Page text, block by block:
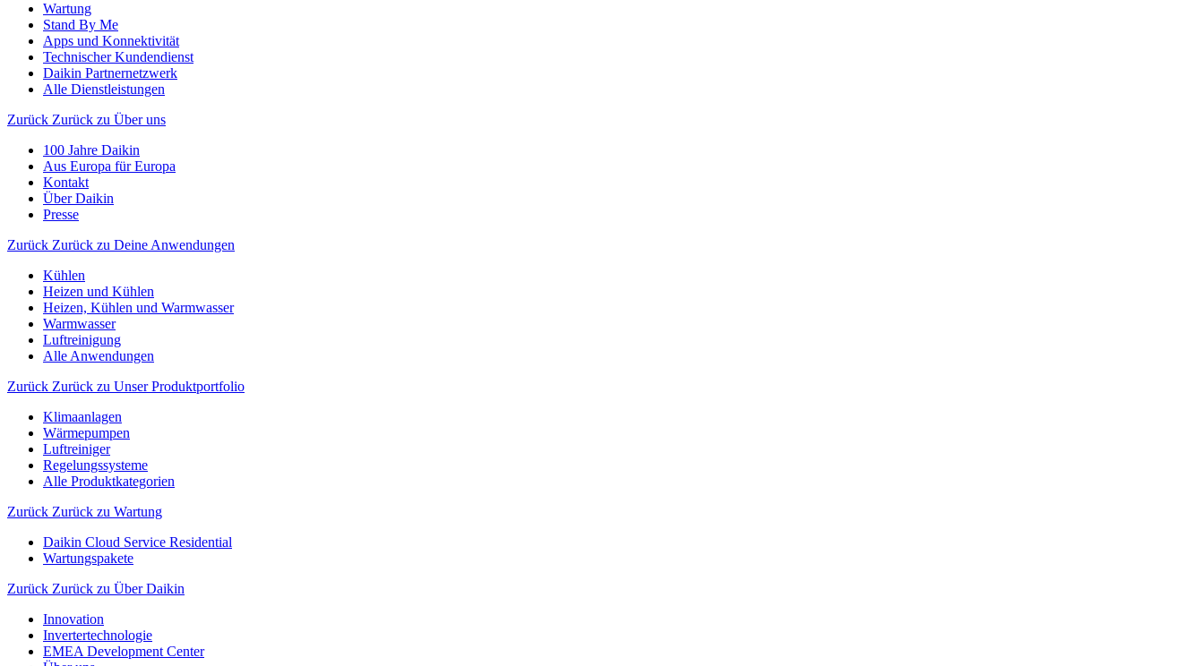
Wartung
Stand By Me
Apps und Konnektivität
Technischer Kundendienst
Daikin Partnernetzwerk
Alle Dienstleistungen
Zurück Zurück zu Über uns
100 Jahre Daikin
Aus Europa für Europa
Kontakt
Über Daikin
Presse
Zurück Zurück zu Deine Anwendungen
Kühlen
Heizen und Kühlen
Heizen, Kühlen und Warmwasser
Warmwasser
Luftreinigung
Alle Anwendungen
Zurück Zurück zu Unser Produktportfolio
Klimaanlagen
Wärmepumpen
Luftreiniger
Regelungssysteme
Alle Produktkategorien
Zurück Zurück zu Wartung
Daikin Cloud Service Residential
Wartungspakete
Zurück Zurück zu Über Daikin
Innovation
Invertertechnologie
EMEA Development Center